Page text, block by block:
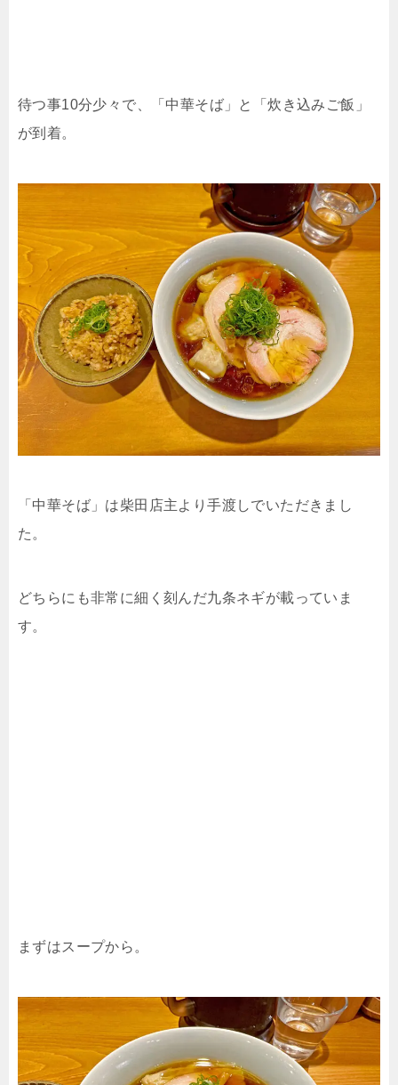
待つ事10分少々で、「中華そば」と「炊き込みご飯」
が到着。
「中華そば」は柴田 店主より手渡しでいただきまし
た。
どちらにも非常に細く刻んだ九条ネギが載っていま
す。
まずはスープから。